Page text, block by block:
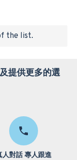
the list.
提供更多的選
人對話 專人跟進